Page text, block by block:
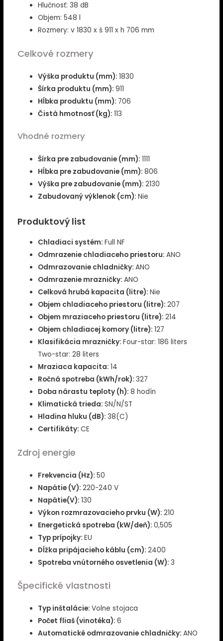
Hlučnosť: 38 dB
Objem: 548 l
Rozmery: v 1830 x š 911 x h 706 mm
Celkové rozmery
Výška produktu (mm): 1830
Šírka produktu (mm): 911
Hĺbka produktu (mm): 706
Čistá hmotnosť (kg): 113
Vhodné rozmery
Šírka pre zabudovanie (mm): 1111
Hĺbka pre zabudovanie (mm): 806
Výška pre zabudovanie (mm): 2130
Zabudovaný výklenok (cm): Nie
Produktový list
Chladiaci systém: Full NF
Odmrazenie chladiaceho priestoru: ANO
Odmrazovanie chladničky: ANO
Odmrazenie mrazničky: ANO
Celková hrubá kapacita (litre): Nie
Objem chladiaceho priestoru (litre): 207
Objem mraziaceho priestoru (litre): 214
Objem chladiacej komory (litre): 127
Klasifikácia mrazničky: Four-star: 186 liters
Two-star: 28 liters
Mraziaca kapacita: 14
Ročná spotreba (kWh/rok): 327
Doba nárastu teploty (h): 8 hodín
Klimatická trieda: SN/N/ST
Hladina hluku (dB): 38(C)
Certifikáty: CE
Zdroj energie
Frekvencia (Hz): 50
Napätie (V): 220-240 V
Napätie(V): 130
Výkon rozmrazovacieho prvku (W): 210
Energetická spotreba (kW/deň): 0,505
Typ prípojky: EU
Dĺžka pripájacieho káblu (cm): 2400
Spotreba vnútorného osvetlenia (W): 3
Špecifické vlastnosti
Typ inštalácie: Volne stojaca
Počet fliaš (vinotéka): 6
Automatické odmrazovanie chladničky: ANO